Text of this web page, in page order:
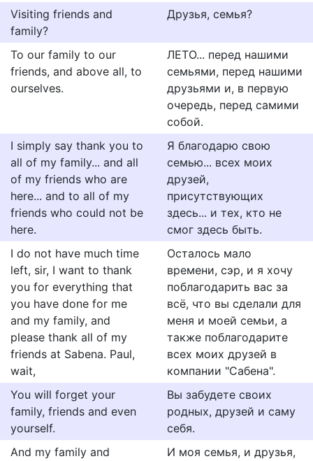
Visiting friends and
family?
Друзья, семья?
To our family to our
friends, and above all, to
ourselves.
ЛЕТО... перед нашими
семьями, перед нашими
друзьями и, в первую
очередь, перед самими
собой.
I simply say thank you to
all of my family... and all
of my friends who are
here... and to all of my
friends who could not be
here.
Я благодарю свою
семью... всех моих
друзей,
присутствующих
здесь... и тех, кто не
смог здесь быть.
I do not have much time
left, sir, I want to thank
you for everything that
you have done for me
and my family, and
please thank all of my
friends at Sabena. Paul,
wait,
Осталось мало
времени, сэр, и я хочу
поблагодарить вас за
всё, что вы сделали для
меня и моей семьи, а
также поблагодарите
всех моих друзей в
компании "Сабена".
You will forget your
family, friends and even
yourself.
Вы забудете своих
родных, друзей и саму
себя.
And my family and
И моя семья, и друзья,